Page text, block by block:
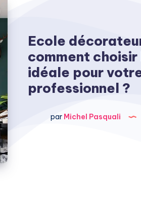
Ecole
comment
idéale pour
professionnel ?
par Michel Pasquali